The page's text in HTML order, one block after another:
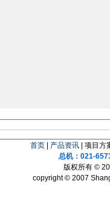
首页 产品资讯 | 项目方
总机：021-
版权所有 ©
copyright © 2007